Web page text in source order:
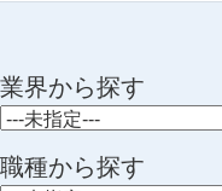
業界から探す
職種から探す